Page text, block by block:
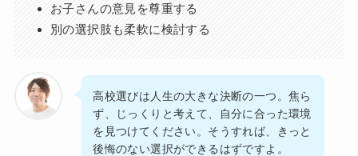
お子さんの意見を尊重する
別の選択肢も柔軟に検討する
高校選びは人生の大きな決断の一つ。焦ら
ず、じっくりと考えて、自分に合った環境
を見つけてください。そうすれば、きっと
後悔のない選択ができるはずですよ。